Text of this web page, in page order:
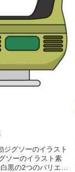
ジグソーのイラスト
ソーのイラスト素
黒の2つのバリエー